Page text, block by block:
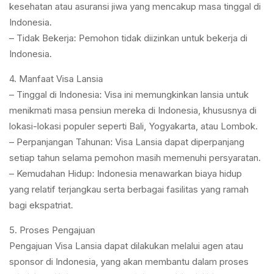
kesehatan atau asuransi jiwa yang mencakup masa tinggal di
Indonesia.
– Tidak Bekerja: Pemohon tidak diizinkan untuk bekerja di
Indonesia.
4. Manfaat Visa Lansia
– Tinggal di Indonesia: Visa ini memungkinkan lansia untuk
menikmati masa pensiun mereka di Indonesia, khususnya di
lokasi-lokasi populer seperti Bali, Yogyakarta, atau Lombok.
– Perpanjangan Tahunan: Visa Lansia dapat diperpanjang
setiap tahun selama pemohon masih memenuhi persyaratan.
– Kemudahan Hidup: Indonesia menawarkan biaya hidup
yang relatif terjangkau serta berbagai fasilitas yang ramah
bagi ekspatriat.
5. Proses Pengajuan
Pengajuan Visa Lansia dapat dilakukan melalui agen atau
sponsor di Indonesia, yang akan membantu dalam proses